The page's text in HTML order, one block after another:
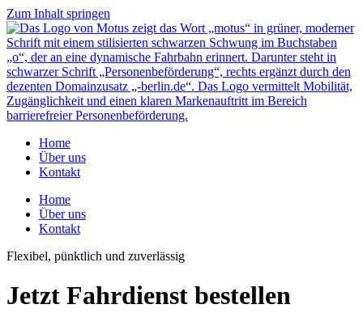
Zum Inhalt springen
Home
Über uns
Kontakt
Home
Über uns
Kontakt
Flexibel, pünktlich und zuverlässig
Jetzt Fahrdienst bestellen